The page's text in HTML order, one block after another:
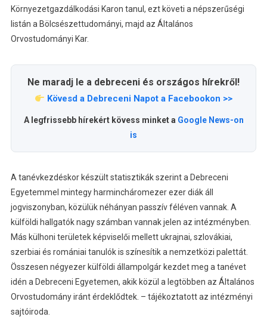
Környezetgazdálkodási Karon tanul, ezt követi a népszerűségi
listán a Bölcsészettudományi, majd az Általános
Orvostudományi Kar.
Ne maradj le a debreceni és országos hírekről!
Kövesd a Debreceni Napot a Facebookon >>
A legfrissebb hírekért kövess minket a Google News-on
is
A tanévkezdéskor készült statisztikák szerint a Debreceni
Egyetemmel mintegy harmincháromezer ezer diák áll
jogviszonyban, közülük néhányan passzív féléven vannak. A
külföldi hallgatók nagy számban vannak jelen az intézményben.
Más külhoni területek képviselői mellett ukrajnai, szlovákiai,
szerbiai és romániai tanulók is színesítik a nemzetközi palettát.
Összesen négyezer külföldi állampolgár kezdet meg a tanévet
idén a Debreceni Egyetemen, akik közül a legtöbben az Általános
Orvostudomány iránt érdeklődtek. – tájékoztatott az intézményi
sajtóiroda.